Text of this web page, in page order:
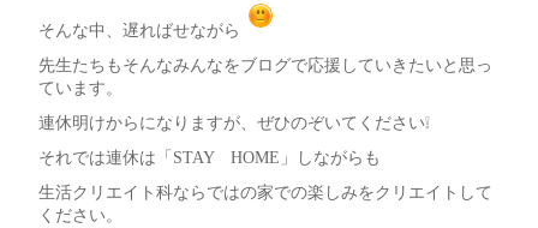
そんな中、遅ればせながら
先生たちもそんなみんなをブログで応援していきたいと思っ
ています。
連休明けからになりますが、ぜひのぞいてください❕
それでは連休は「STAY HOME」しながらも
生活クリエイト科ならではの家での楽しみをクリエイトして
ください。